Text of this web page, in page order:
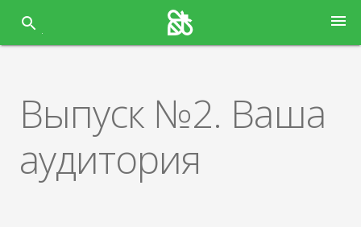
содержанию
menu
Выпуск №2. Ваша
аудитория